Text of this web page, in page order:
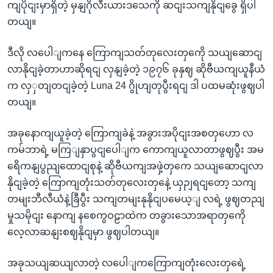
ကျပိုငျးမှာရှိတဲ့ မှနျဂိုလီးယားဒသေကို ဆငျးသကျနိုငျခွေ ရှိပါ
တယျ။
ဒီလို လပေါျကနေ ကြောကျသတ်တုလေးတှကေို သယျဆောငျ
လာနိုငျခဲ့တာဟာဆိုရငျ လှနျခဲ့တဲ့ ၁၉၇၆ ခုနှဈ ဆိုဗီယကျယူနီယံ
က လှှတျတငျခဲ့တဲ့ Luna 24 ဂွိုဟျတုပွီးရငျ ဒါ ပထမဆုံးဖွဈပါ
တယျ။
အခုနောကျယူခဲ့တဲ့ ကြောကျခဲနဲ့ အခွားအပိုငျးအစတှဟော လ
ကမ်ဘာရဲ့ မကြျနှာပွငျပေါျက ကောကျယူလာတာဖွဈပွီး အမ
ရေိကနျပွညျထောငျစုနဲ့ ဆိုဗီယကျအဖှဲ့တှကေ သယျဆောငျလာ
နိုငျခဲ့တဲ့ ကြောကျတုံးသတ်တုလေးတှနေဲ့ ယှဉျရငျတော့ သကျ
တမျးဘီလီယံနဲ့ခြီပွီး သကျတမျးနုနိုငျပမေယ့ျ လရဲ့ ဖွဈတညျ
မှုသမိုငျး နောကျ နစေကွဝဠာထဲက တခွားသောအရာတှကေို
လေ့လာဆနျးစဈနိုငျမှာ ဖွဈပါတယျ။
အခုသယျဆယျလာတဲ့ လပေါျကကြောကျတုံးလေးတှရေဲ့